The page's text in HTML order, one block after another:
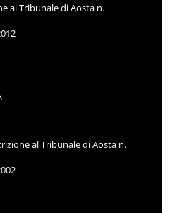
al Tribunale di Aosta n.
al Tribunale di Aosta n.